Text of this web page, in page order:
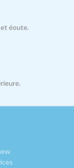
éoute.